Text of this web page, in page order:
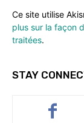
Ce site utilise
plus sur la façon
traitées.
STAY